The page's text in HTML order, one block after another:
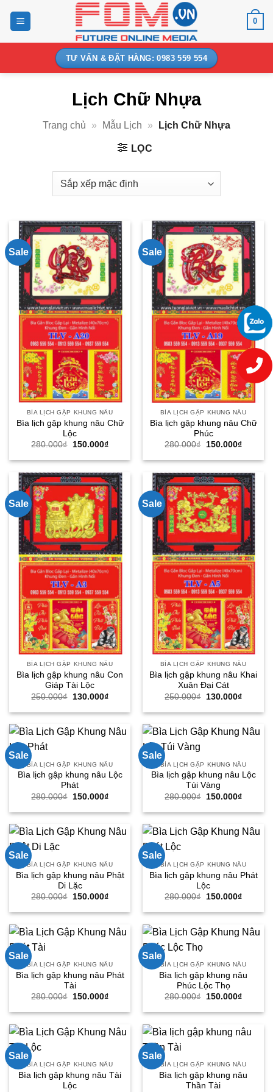
0
TƯ VẤN & ĐẶT HÀNG: 0983 559 554
Lịch Chữ Nhựa
Trang chủ » Mẫu Lịch » Lịch Chữ Nhựa
LỌC
Sale
BÌA LỊCH GẬP KHUNG NÂU
Bìa lịch gập khung nâu Chữ
Lộc
280.000₫
Giá
là:
150.000₫Giá
tại
150.000₫.
Sale
BÌA LỊCH GẬP KHUNG NÂU
Bìa lịch gập khung nâu Chữ
Phúc
280.000₫
Giá
là:
150.000₫Giá
tại
Sale
BÌA LỊCH GẬP KHUNG NÂU
Bìa lịch gập khung nâu Con
Giáp Tài Lộc
250.000₫
Giá
là:
130.000₫Giá
tại
130.000₫.
Sale
BÌA LỊCH GẬP KHUNG NÂU
Bìa lịch gập khung nâu Khai
Xuân Đại Cát
250.000₫
Giá
là:
130.000₫Giá
tại
Sale
BÌA LỊCH GẬP KHUNG NÂU
Bìa lịch gập khung nâu Lộc
Phát
280.000₫
Giá
là:
150.000₫Giá
tại
150.000₫.
Sale
BÌA LỊCH GẬP KHUNG NÂU
Bìa lịch gập khung nâu Lộc
Túi Vàng
280.000₫
Giá
là:
150.000₫Giá
tại
Sale
BÌA LỊCH GẬP KHUNG NÂU
Bìa lịch gập khung nâu Phật
Di Lặc
280.000₫
Giá
là:
150.000₫Giá
tại
150.000₫.
Sale
BÌA LỊCH GẬP KHUNG NÂU
Bìa lịch gập khung nâu Phát
Lộc
280.000₫
Giá
là:
150.000₫Giá
tại
Sale
BÌA LỊCH GẬP KHUNG NÂU
Bìa lịch gập khung nâu Phát
Tài
280.000₫
Giá
là:
150.000₫Giá
tại
150.000₫.
Sale
BÌA LỊCH GẬP KHUNG NÂU
Bìa lịch gập khung nâu
Phúc Lộc Thọ
280.000₫
Giá
là:
150.000₫Giá
tại
Sale
BÌA LỊCH GẬP KHUNG NÂU
Bìa lịch gập khung nâu Tài
Lộc
Sale
BÌA LỊCH GẬP KHUNG NÂU
Bìa lịch gập khung nâu
Thần Tài